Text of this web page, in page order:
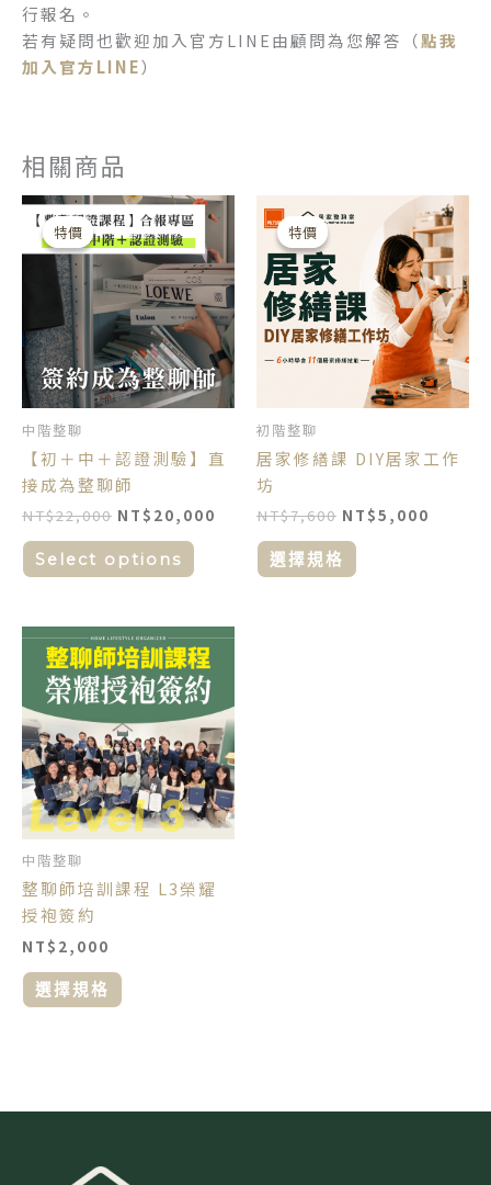
行報名。
若有疑問也歡迎加入官方LINE由顧問為您解答（點我
加入官方LINE）
相關商品
特價
特價
中階整聊
【初＋中＋認證測驗】直
接成為整聊師
NT$22,000
原
始
價
格：
NT$22,000。
NT$ 20,000
目
前
格：
NT$20,000。
Select options
特價
特價
初階整聊
居家修繕課 DIY居家工作
坊
NT$7,600
始
NT$7,600。
NT$5,000
目
前
價
格：
選擇規格
有
多
種
款
式。
產
頁
面
選
中階整聊
整聊師培訓課程 L3榮耀
授袍簽約
NT$ 2,000
選擇規格
此
產
品
多
種
款
式。
產
面
選